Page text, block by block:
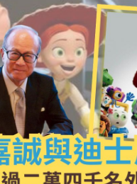
德勛、陳德彰「同屆
彰爆黃耀光曾邀重
晚安莉莉主音
蔓